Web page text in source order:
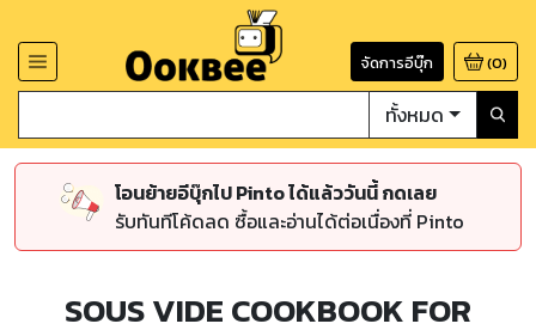
จัดการอีบุ๊ก (0)
ทั้งหมด
โอนย้ายอีบุ๊กไป Pinto ได้แล้ววันนี้ กดเลย
รับทันทีโค้ดลด ซื้อและอ่านได้ต่อเนื่องที่ Pinto
SOUS VIDE COOKBOOK FOR